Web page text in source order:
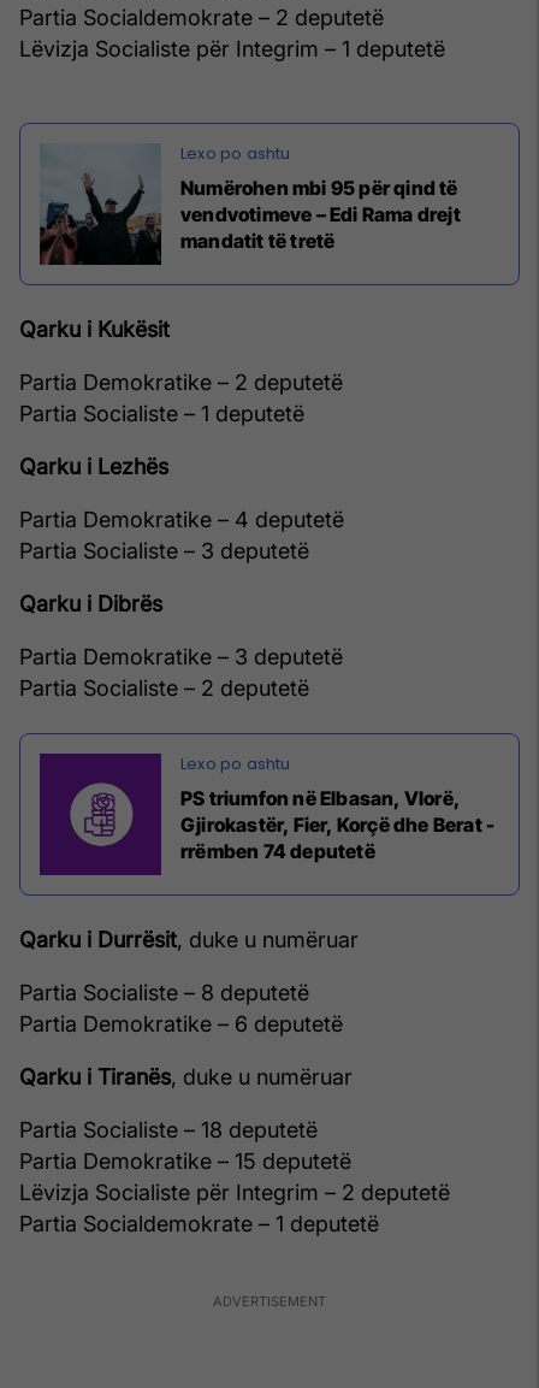
Partia Socialdemokrate – 2 deputetë
Lëvizja Socialiste për Integrim – 1 deputetë
Numërohen mbi 95 për qind të
vendvotimeve – Edi Rama drejt
mandatit të tretë
Qarku i Kukësit
Partia Demokratike – 2 deputetë
Partia Socialiste – 1 deputetë
Qarku i Lezhës
Partia Demokratike – 4 deputetë
Partia Socialiste – 3 deputetë
Qarku i Dibrës
Partia Demokratike – 3 deputetë
Partia Socialiste – 2 deputetë
PS triumfon në Elbasan, Vlorë,
Gjirokastër, Fier, Korçë dhe Berat -
rrëmben 74 deputetë
Qarku i Durrësit, duke u numëruar
Partia Socialiste – 8 deputetë
Partia Demokratike – 6 deputetë
Qarku i Tiranës, duke u numëruar
Partia Socialiste – 18 deputetë
Partia Demokratike – 15 deputetë
Lëvizja Socialiste për Integrim – 2 deputetë
Partia Socialdemokrate – 1 deputetë